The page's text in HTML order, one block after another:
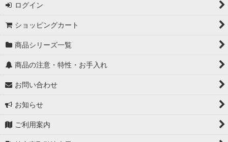
ログイン
ショッピングカート
商品シリーズ一覧
商品の注意・特性・お手入れ
お問い合わせ
お知らせ
ご利用案内